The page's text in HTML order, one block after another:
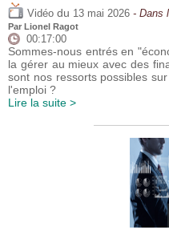
Vidéo du 13 mai 2026 - Dans
Par Lionel Ragot
00:17:00
Sommes-nous entrés en
la gérer au mieux avec des
sont nos ressorts possibles
l'emploi ?
Lire la suite >